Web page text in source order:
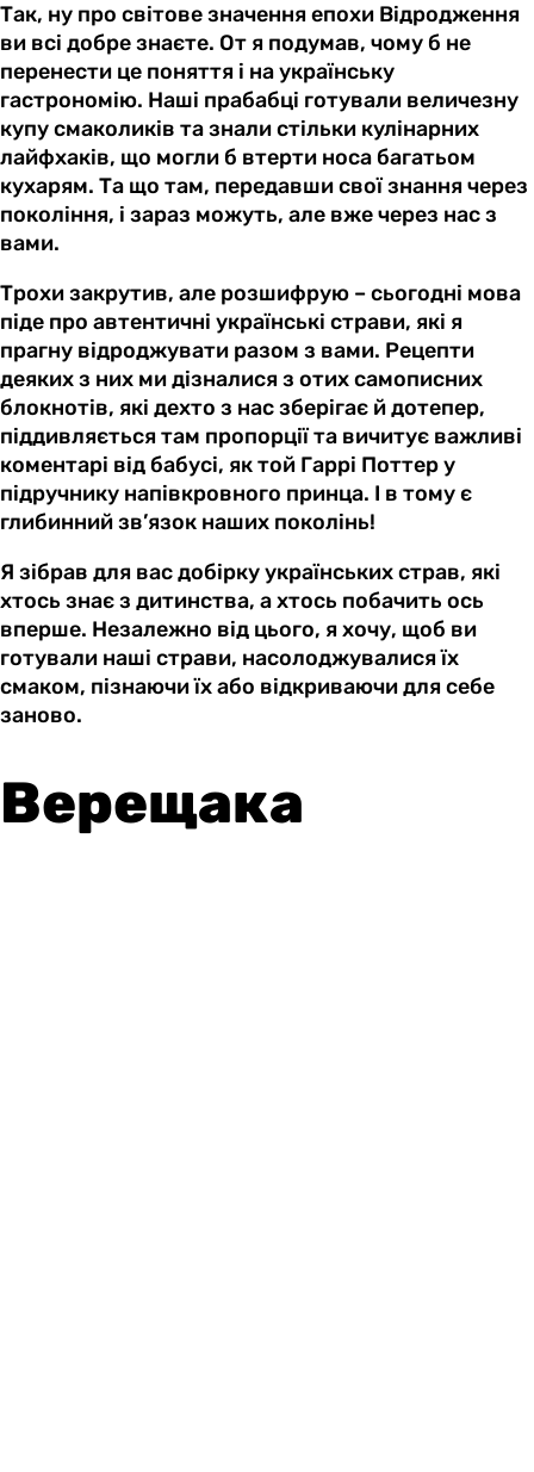
Так, ну про світове значення епохи Відродження
ви всі добре знаєте. От я подумав, чому б не
перенести це поняття і на українську
гастрономію. Наші прабабці готували величезну
купу смаколиків та знали стільки кулінарних
лайфхаків, що могли б втерти носа багатьом
кухарям. Та що там, передавши свої знання через
покоління, і зараз можуть, але вже через нас з
вами.
Трохи закрутив, але розшифрую – сьогодні мова
піде про автентичні українські страви, які я
прагну відроджувати разом з вами. Рецепти
деяких з них ми дізналися з отих самописних
блокнотів, які дехто з нас зберігає й дотепер,
піддивляється там пропорції та вичитує важливі
коментарі від бабусі, як той Гаррі Поттер у
підручнику напівкровного принца. І в тому є
глибинний зв’язок наших поколінь!
Я зібрав для вас добірку українських страв, які
хтось знає з дитинства, а хтось побачить ось
вперше. Незалежно від цього, я хочу, щоб ви
готували наші страви, насолоджувалися їх
смаком, пізнаючи їх або відкриваючи для себе
заново.
Верещака